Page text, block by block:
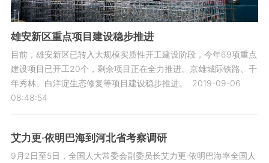
雄安新区重点项目建设稳步推进
目前，雄安新区已转入大规模实质性开工建设阶段，今年69项重点
建设项目已开工20个，剩余项目正在全力推进。京雄城际铁路、千
年秀林、白洋淀生态修复等项目建设稳步推进。
2019-09-06
08:48:54
艾力更·依明巴海到河北省考察调研
9月2日至5日，全国人大常委会副委员长艾力更·依明巴海率全国人